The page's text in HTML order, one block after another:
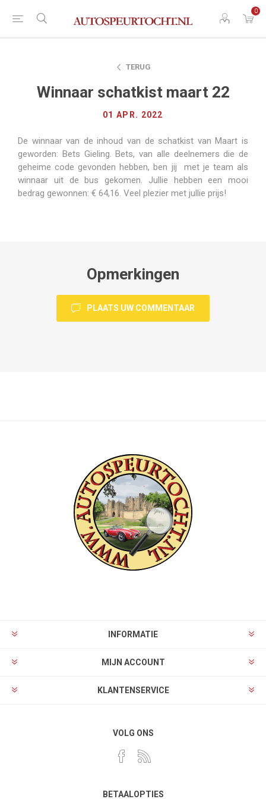
0
TERUG
Winnaar schatkist maart 22
01 APR. 2022
De winnaar van de inhoud van de schatkist van Maart is
geworden: Bets Gieling. Bets, van alle deelnemers die de
geheime code gevonden hebben, ben jij met je team als
winnaar uit de bus gekomen. Jullie hebben een mooi
bedrag gewonnen: € 64,16. Veel plezier met jullie prijs!
Opmerkingen
PLAATS UW COMMENTAAR
INFORMATIE
MIJN ACCOUNT
KLANTENSERVICE
VOLG ONS
BETAALOPTIES